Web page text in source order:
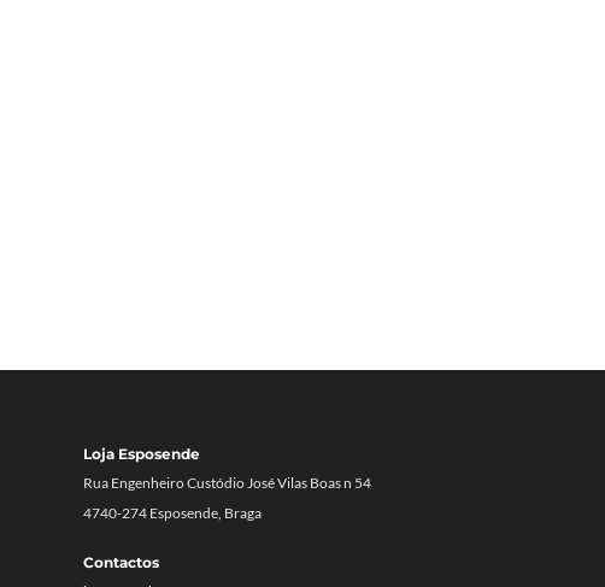
Loja Esposende
Rua Engenheiro Custódio José Vilas Boas n 54
4740-274 Esposende, Braga
Contactos